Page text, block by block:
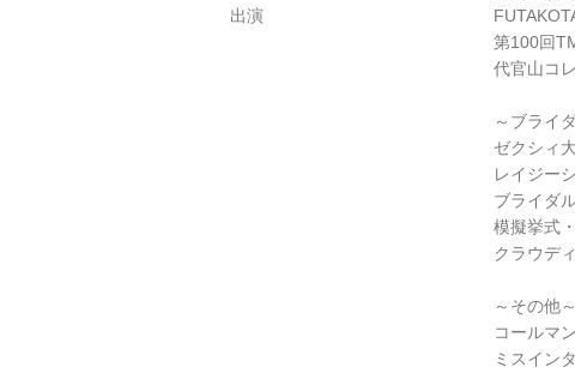
出演
第100回
代官山コ
～ブライ
ゼクシィ
レイジー
ブライダ
模擬挙式
クラウデ
～その他～
コールマ
ミスイン